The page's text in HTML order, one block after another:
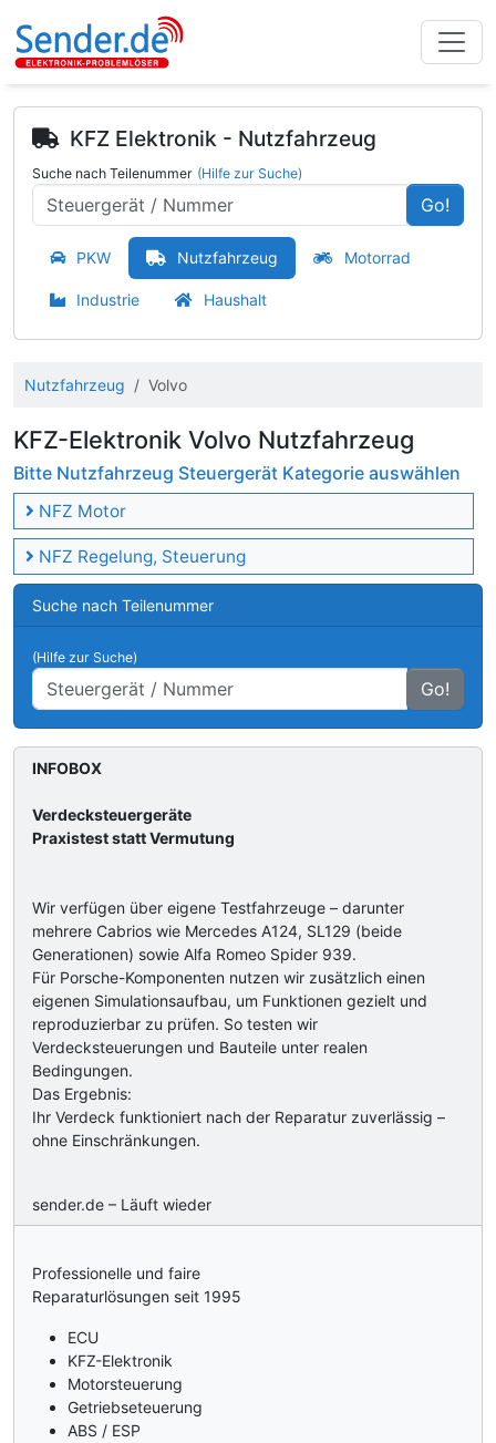
KFZ Elektronik - Nutzfahrzeug
Suche nach Teilenummer (Hilfe zur Suche)
Go!
PKW Nutzfahrzeug Motorrad
Industrie Haushalt
Nutzfahrzeug Volvo
KFZ-Elektronik Volvo Nutzfahrzeug
Bitte Nutzfahrzeug Steuergerät Kategorie auswählen
NFZ Motor
NFZ Regelung, Steuerung
Suche nach Teilenummer
(Hilfe zur Suche)
Go!
INFOBOX
Verdecksteuergeräte
Praxistest statt Vermutung
Wir verfügen über eigene Testfahrzeuge – darunter
mehrere Cabrios wie Mercedes A124, SL129 (beide
Generationen) sowie Alfa Romeo Spider 939.
Für Porsche-Komponenten nutzen wir zusätzlich einen
eigenen Simulationsaufbau, um Funktionen gezielt und
reproduzierbar zu prüfen. So testen wir
Verdecksteuerungen und Bauteile unter realen
Bedingungen.
Das Ergebnis:
Ihr Verdeck funktioniert nach der Reparatur zuverlässig –
ohne Einschränkungen.
sender.de – Läuft wieder
Professionelle und faire
Reparaturlösungen seit 1995
ECU
KFZ-Elektronik
Motorsteuerung
Getriebseteuerung
ABS / ESP